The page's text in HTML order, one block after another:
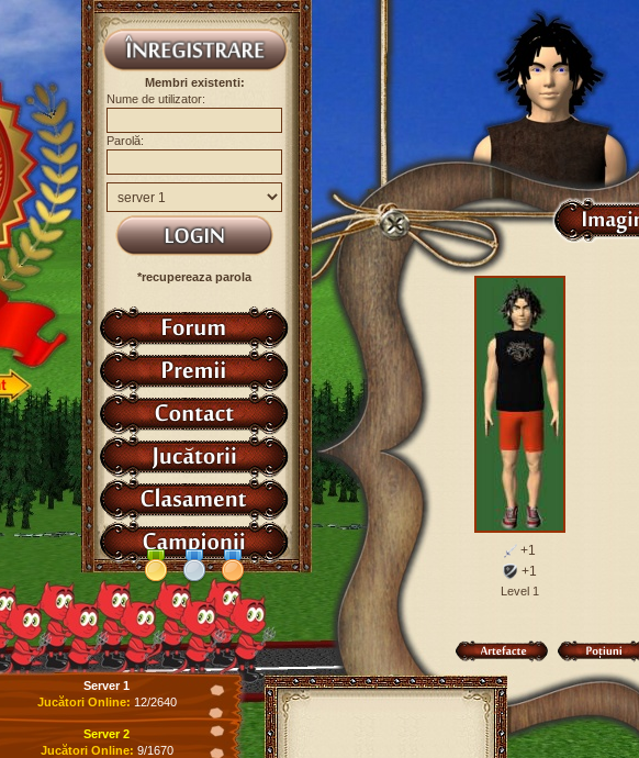
Membri existenti:
Nume de utilizator:
Parolă:
*recupereaza parola
+1
+1
Level 1
Server 1
Jucători Online: 12/2640
Server 2
Jucători Online: 9/1670